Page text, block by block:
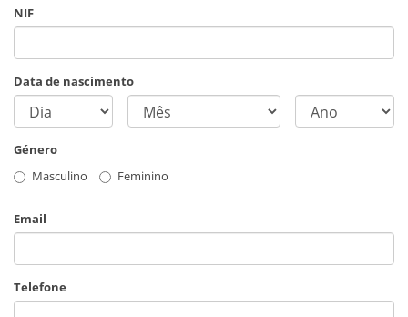
NIF
Data de nascimento
Género
Masculino
Feminino
Email
Telefone